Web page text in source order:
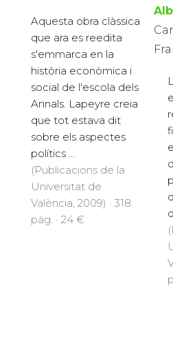
Aquesta obra clàssica
que ara es reedita
s'emmarca en la
història econòmica i
social de l'escola dels
Annals. Lapeyre creia
que tot estava dit
sobre els aspectes
polítics ...
(Publicacions de la
Universitat de
València, 2009) · 318
pàg. · 24 €